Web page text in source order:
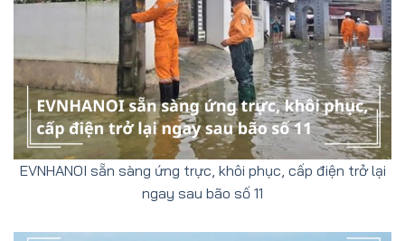
EVNHANOI sẵn sàng ứng trực, khôi phục, cấp điện trở lại
ngay sau bão số 11